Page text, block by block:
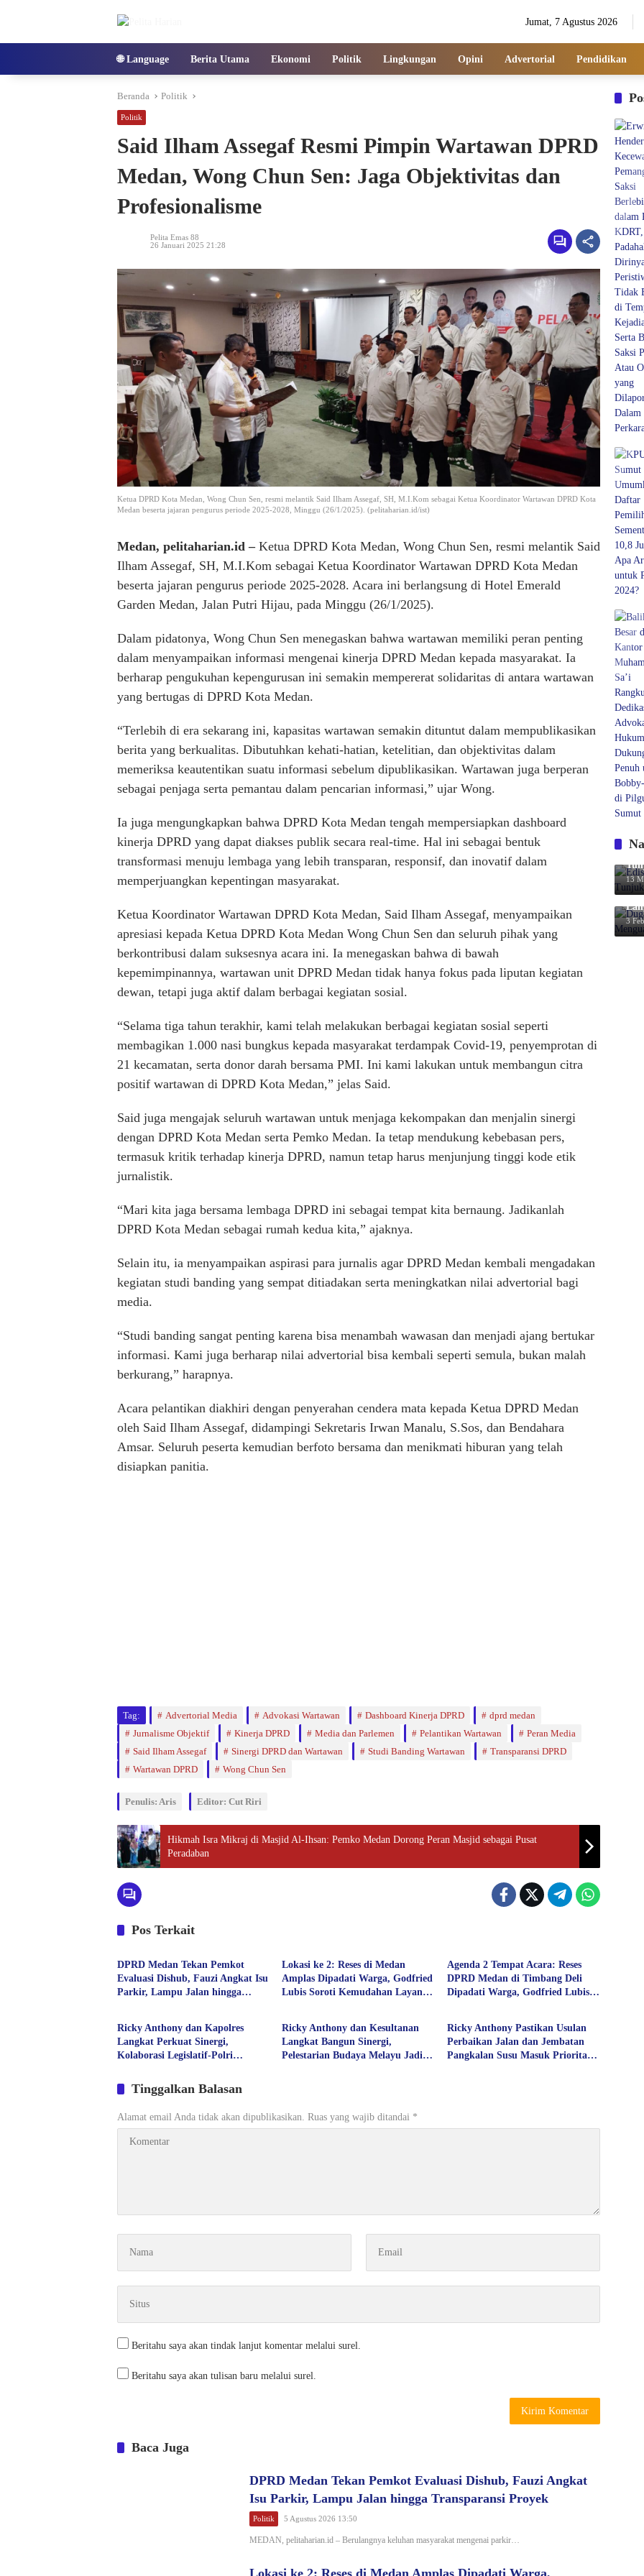
Jumat, 7 Agustus 2026
🌐 Language Berita Utama Ekonomi Politik Lingkungan Opini Advertorial Pendidikan
Beranda Politik
Politik
Said Ilham Assegaf Resmi Pimpin Wartawan DPRD
Medan, Wong Chun Sen: Jaga Objektivitas dan
Profesionalisme
Pelita Emas 88
26 Januari 2025 21:28
Ketua DPRD Kota Medan, Wong Chun Sen, resmi melantik Said Ilham Assegaf, SH, M.I.Kom sebagai Ketua Koordinator Wartawan DPRD Kota
Medan beserta jajaran pengurus periode 2025-2028, Minggu (26/1/2025). (pelitaharian.id/ist)
Medan, pelitaharian.id –Ketua DPRD Kota Medan, Wong Chun Sen, resmi melantik Said
Ilham Assegaf, SH, M.I.Kom sebagai Ketua Koordinator Wartawan DPRD Kota Medan
beserta jajaran pengurus periode 2025-2028. Acara ini berlangsung di Hotel Emerald
Garden Medan, Jalan Putri Hijau, pada Minggu (26/1/2025).
Dalam pidatonya, Wong Chun Sen menegaskan bahwa wartawan memiliki peran penting
dalam menyampaikan informasi mengenai kinerja DPRD Medan kepada masyarakat. Ia
berharap pengukuhan kepengurusan ini semakin mempererat solidaritas di antara wartawan
yang bertugas di DPRD Kota Medan.
“Terlebih di era sekarang ini, kapasitas wartawan semakin dituntut dalam mempublikasikan
berita yang berkualitas. Dibutuhkan kehati-hatian, ketelitian, dan objektivitas dalam
memeriksa keautentikan suatu informasi sebelum dipublikasikan. Wartawan juga berperan
sebagai penjaga serta pemantau dalam pencarian informasi,” ujar Wong.
Ia juga mengungkapkan bahwa DPRD Kota Medan tengah mempersiapkan dashboard
kinerja DPRD yang dapat diakses publik secara real-time. Hal ini sebagai bentuk
transformasi menuju lembaga yang lebih transparan, responsif, dan inovatif dalam
memperjuangkan kepentingan masyarakat.
Ketua Koordinator Wartawan DPRD Kota Medan, Said Ilham Assegaf, menyampaikan
apresiasi kepada Ketua DPRD Kota Medan Wong Chun Sen dan seluruh pihak yang
berkontribusi dalam suksesnya acara ini. Ia menegaskan bahwa di bawah
kepemimpinannya, wartawan unit DPRD Medan tidak hanya fokus pada liputan kegiatan
dewan, tetapi juga aktif dalam berbagai kegiatan sosial.
“Selama tiga tahun terakhir, kami telah melakukan berbagai kegiatan sosial seperti
membagikan 1.000 nasi bungkus kepada masyarakat terdampak Covid-19, penyemprotan di
21 kecamatan, serta donor darah bersama PMI. Ini kami lakukan untuk membangun citra
positif wartawan di DPRD Kota Medan,” jelas Said.
Said juga mengajak seluruh wartawan untuk menjaga kekompakan dan menjalin sinergi
dengan DPRD Kota Medan serta Pemko Medan. Ia tetap mendukung kebebasan pers,
termasuk kritik terhadap kinerja DPRD, namun tetap harus menjunjung tinggi kode etik
jurnalistik.
“Mari kita jaga bersama lembaga DPRD ini sebagai tempat kita bernaung. Jadikanlah
DPRD Kota Medan sebagai rumah kedua kita,” ajaknya.
Selain itu, ia menyampaikan aspirasi para jurnalis agar DPRD Medan kembali mengadakan
kegiatan studi banding yang sempat ditiadakan serta meningkatkan nilai advertorial bagi
media.
“Studi banding sangat penting karena bisa menambah wawasan dan menjadi ajang bertukar
informasi. Kami juga berharap nilai advertorial bisa kembali seperti semula, bukan malah
berkurang,” harapnya.
Acara pelantikan diakhiri dengan penyerahan cendera mata kepada Ketua DPRD Medan
oleh Said Ilham Assegaf, didampingi Sekretaris Irwan Manalu, S.Sos, dan Bendahara
Amsar. Seluruh peserta kemudian berfoto bersama dan menikmati hiburan yang telah
disiapkan panitia.
Tag: Advertorial Media Advokasi Wartawan Dashboard Kinerja DPRD
dprd medan
Jurnalisme Objektif
Kinerja DPRD Media dan Parlemen Pelantikan Wartawan
Peran Media
Said Ilham Assegaf
Sinergi DPRD dan Wartawan Studi Banding Wartawan
Transparansi DPRD
Wartawan DPRD
Wong Chun Sen
Penulis: Aris Editor: Cut Riri
Hikmah Isra Mikraj di Masjid Al-Ihsan: Pemko Medan Dorong Peran Masjid sebagai Pusat
Peradaban
Pos Terkait
Politik
DPRD Medan Tekan Pemkot
Evaluasi Dishub, Fauzi Angkat Isu
Parkir, Lampu Jalan hingga
Lokasi ke 2: Reses di Medan
Amplas Dipadati Warga, Godfried
Lubis Soroti Kemudahan Layanan
Agenda 2 Tempat Acara: Reses
DPRD Medan di Timbang Deli
Dipadati Warga, Godfried Lubis
Politik
Ricky Anthony dan Kapolres
Langkat Perkuat Sinergi,
Kolaborasi Legislatif-Polri
Kondusif
Ricky Anthony dan Kesultanan
Langkat Bangun Sinergi,
Pelestarian Budaya Melayu Jadi
Politik
Ricky Anthony Pastikan Usulan
Perbaikan Jalan dan Jembatan
Pangkalan Susu Masuk Prioritas
Tinggalkan Balasan
Alamat email Anda tidak akan dipublikasikan. Ruas yang wajib ditandai *
Beritahu saya akan tindak lanjut komentar melalui surel.
Beritahu saya akan tulisan baru melalui surel.
Baca Juga
DPRD Medan Tekan Pemkot Evaluasi Dishub, Fauzi Angkat
Isu Parkir, Lampu Jalan hingga Transparansi Proyek
Politik 5 Agustus 2026 13:50
MEDAN, pelitaharian.id – Berulangnya keluhan masyarakat mengenai parkir…
Lokasi ke 2: Reses di Medan Amplas Dipadati Warga,
13
3